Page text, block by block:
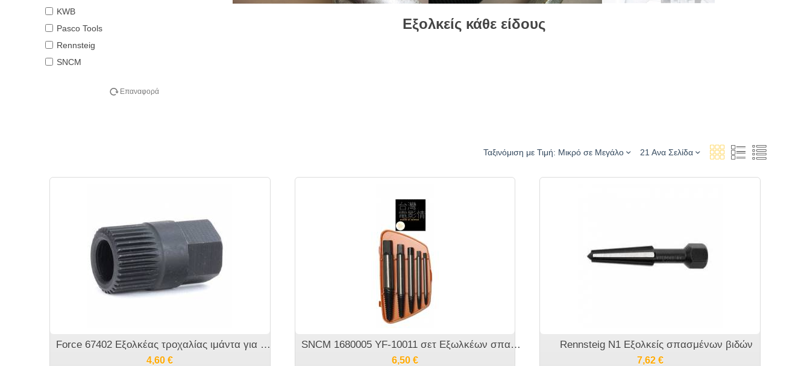
KWB
Pasco Tools
Rennsteig
SNCM
Επαναφορά
Εξολκείς κάθε είδους
Ταξινόμιση με Τιμή: Μικρό σε Μεγάλο 21 Ανα Σελίδα
Force 67402 Εξολκέας τροχαλίας ιμάντα για κλειδί 17mm
4,60 €
SNCM 1680005 YF-10011 σετ Εξωλκέων σπασμένων βιδών 5 τεμαχίων
6,50 €
Rennsteig N1 Εξολκείς σπασμένων βιδών
7,62 €